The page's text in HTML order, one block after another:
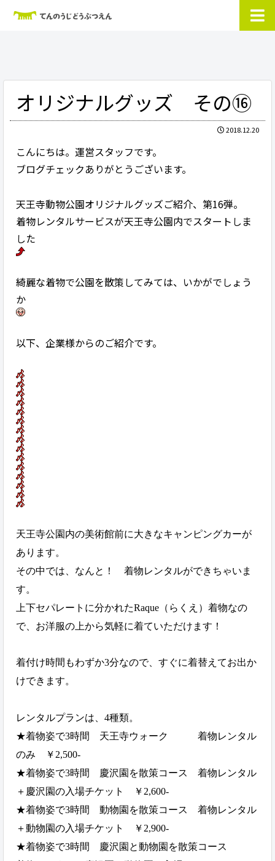
オリジナルグッズ その⑯
2018.12.20
こんにちは。運営スタッフです。
ブログチェックありがとうございます。
天王寺動物公園オリジナルグッズご紹介、第16弾。
着物レンタルサービスが天王寺公園内でスタートしま
した
綺麗な着物で公園を散策してみては、いかがでしょう
か
以下、企業様からのご紹介です。
天王寺公園内の美術館前に大きなキャンピングカーが
あります。
その中では、なんと！ 着物レンタルができちゃいま
す。
上下セパレートに分かれたRaque（らくえ）着物なの
で、お洋服の上から気軽に着ていただけます！
着付け時間もわずか3分なので、すぐに着替えてお出か
けできます。
レンタルプランは、4種類。
★着物姿で3時間 天王寺ウォーク 着物レンタル
のみ
￥2,500-
★着物姿で3時間 慶沢園を散策コース
着物レンタル
＋慶沢園の入場チケット
￥ 2,600-
★着物姿で3時間 動物園を散策コース
着物レンタル
＋動物園の入場チケット
￥2,900-
★着物姿で3時間 慶沢園と動物園を散策コース